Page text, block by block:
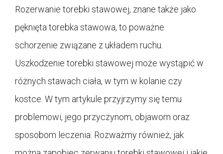
Rozerwanie torebki stawowej, znane także jako
pęknięta torebka stawowa, to poważne
schorzenie związane z układem ruchu.
Uszkodzenie torebki stawowej może wystąpić w
różnych stawach ciała, w tym w kolanie czy
kostce. W tym artykule przyjrzymy się temu
problemowi, jego przyczynom, objawom oraz
sposobom leczenia. Rozważmy również, jak